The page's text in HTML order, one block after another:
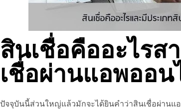
สินเชื่อคืออะไรส
เชื่อผ่านแอพออ
ปัจจุบันนี้ส่วนใหญ่แล้วมักจะได้ยินคำว่าสินเชื่อผ่านแ